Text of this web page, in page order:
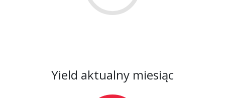
Yield aktualny miesiąc